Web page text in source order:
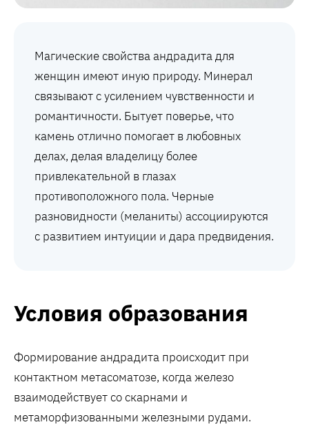
Магические свойства андрадита для
женщин имеют иную природу. Минерал
связывают с усилением чувственности и
романтичности. Бытует поверье, что
камень отлично помогает в любовных
делах, делая владелицу более
привлекательной в глазах
противоположного пола. Черные
разновидности (меланиты) ассоциируются
с развитием интуиции и дара предвидения.
Условия образования
Формирование андрадита происходит при
контактном метасоматозе, когда железо
взаимодействует со скарнами и
метаморфизованными железными рудами.